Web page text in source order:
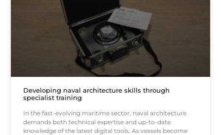
Developing naval architecture skills through
specialist training
In the fast-evolving maritime sector, naval architecture
demands both technical expertise and up-to-date
knowledge of the latest digital tools. As vessels become